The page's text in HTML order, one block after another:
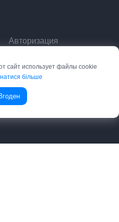
Авторизация
сайт использует файлы cookie
більше